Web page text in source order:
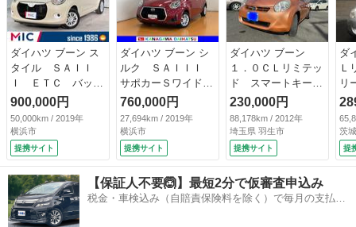
ダイハツ ブーン ス
タイル ＳＡＩＩ
Ｉ ＥＴＣ バック
カメラ ナビ Ｔ
Ｖ クリアランスソ
ナー 衝突被害軽減
システム オートマ
チックハイビーム
オートライト ＬＥ
Ｄヘッドランプ ス
マートキー アイド
リングストップ 電
900,000円
50,000km / 2019年
横浜市
提携サイト
ダイハツ ブーン シ
ルク ＳＡＩＩＩ
サポカーＳワイド適
合 ドラレコ パノ
ラマモニター対応
ステアリングスイッ
チ ＵＳＢ接続端
子 アイドリングス
トップ コーナーセ
ンサー オートハイ
ビーム 横滑り防止
760,000円
27,694km / 2019年
横浜市
提携サイト
ダイハツ ブーン
１．０ＣＬリミテッ
ド スマートキー
ベンチシート オー
トエアコン ワンセ
グＴＶ ナビＴＶ
パワーウィンドウ
盗難防止 ＡＢＳ
ＣＤオーディオ キ
ーレス パワーステ
アリング （なし）
230,000円
88,178km / 2012年
埼玉県 羽生市
提携サイト
ダ
Ｌ
リ
ｔ
ｏ
ー
イ
整
茨
提
【保証人不要🙆】最短2分で仮審査申込み
税金・車検込み（自賠責保険料を除く）で毎月の支払額